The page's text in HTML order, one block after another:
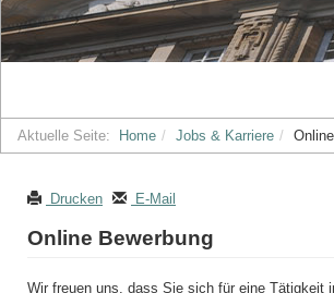
Aktuelle Seite: Home Jobs & Karriere
Online Bewerbung
Drucken E-Mail
Wir freuen uns, dass Sie sich für eine Tätigkeit